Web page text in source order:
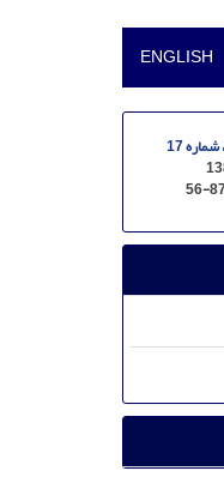
ENGLISH
56-